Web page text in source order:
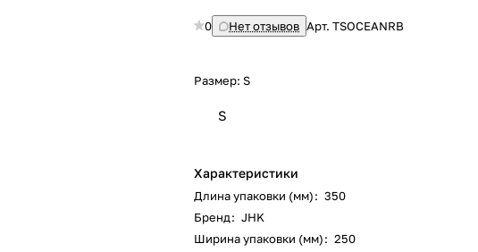
0 Нет отзывов Арт.TSOCEANRB
Размер: S
S
Характеристики
Длина упаковки (мм): 350
Бренд: JHK
Ширина упаковки (мм): 250